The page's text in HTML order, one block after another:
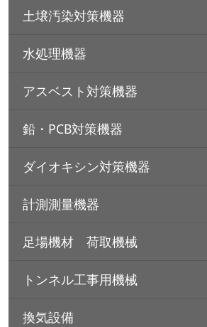
土壌汚染対策機器
水処理機器
アスベスト対策機器
鉛・PCB対策機器
ダイオキシン対策機器
計測測量機器
足場機材 荷取機械
トンネル工事用機械
換気設備